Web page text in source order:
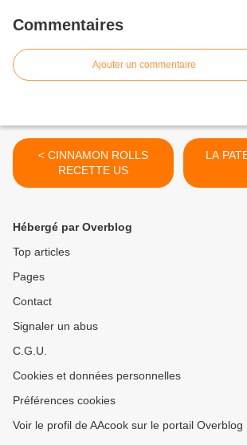
Commentaires
Ajouter un commentaire
< CINNAMON ROLLS
RECETTE US
Hébergé par Overblog
Top articles
Pages
Contact
Signaler un abus
C.G.U.
Cookies et données personnelles
Préférences cookies
Voir le profil de AAcook sur le portail Overblog